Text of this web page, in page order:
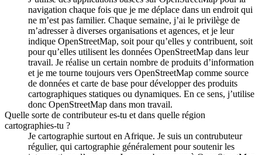
navigation chaque fois que je me déplace dans un endroit qui
ne m’est pas familier. Chaque semaine, j’ai le privilège de
m’adresser à diverses organisations et agences, et je leur
indique OpenStreetMap, soit pour qu’elles y contribuent, soit
pour qu’elles utilisent les données OpenStreetMap dans leur
travail. Je réalise un certain nombre de produits d’information
et je me tourne toujours vers OpenStreetMap comme source
de données et carte de base pour développer des produits
cartographiques statiques ou dynamiques. En ce sens, j’utilise
donc OpenStreetMap dans mon travail.
Quelle sorte de contributeur es-tu et dans quelle région
cartographies-tu ?
Je cartographie surtout en Afrique. Je suis un contrubuteur
régulier, qui cartographie généralement pour soutenir les